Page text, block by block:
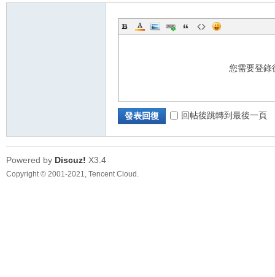
您需要登
發表回復 回帖後跳轉到最後一頁
Powered by Discuz! X3.4
Copyright © 2001-2021, Tencent Cloud.